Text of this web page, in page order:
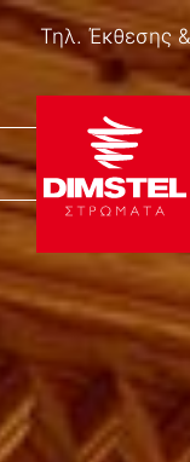
Τηλ. Έκθεσης